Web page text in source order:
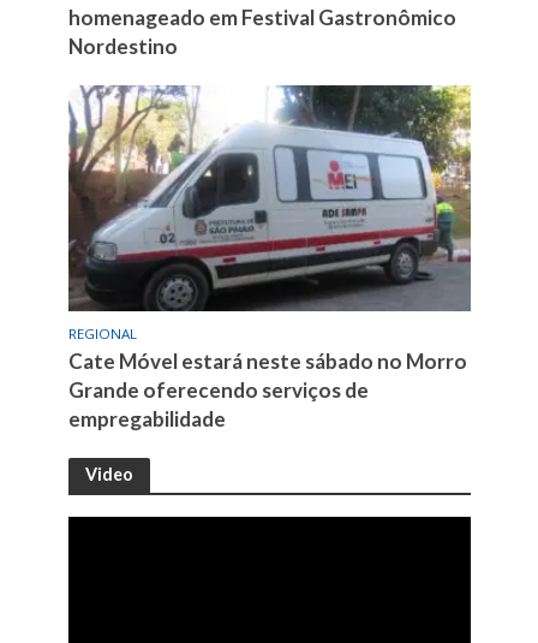
homenageado em Festival Gastronômico
Nordestino
REGIONAL
Cate Móvel estará neste sábado no Morro
Grande oferecendo serviços de
empregabilidade
Video